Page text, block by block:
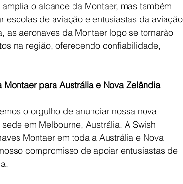
o alcance da Montaer, mas também
escolas de aviação e entusiastas da aviação
as aeronaves da Montaer logo se tornarão
na região, oferecendo confiabilidade,
para Austrália e Nova Zelândia
o orgulho de anunciar nossa nova
em Melbourne, Austrália. A Swish
Montaer em toda a Austrália e Nova
compromisso de apoiar entusiastas de